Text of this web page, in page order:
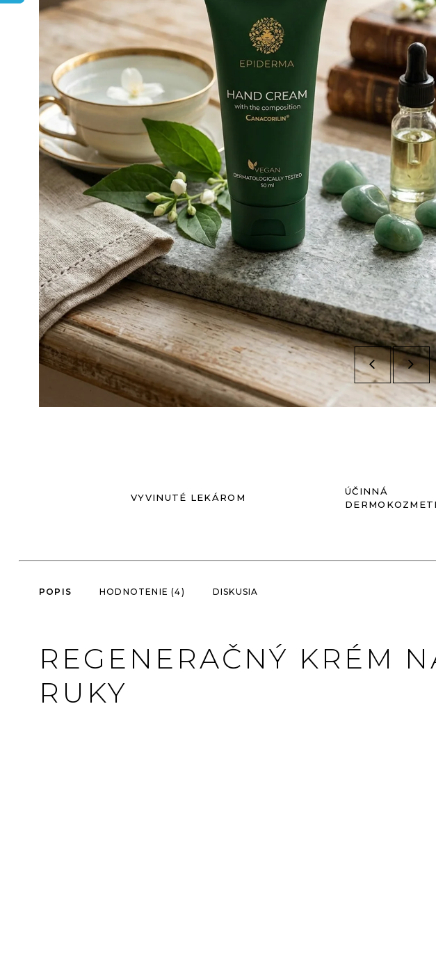
VYVINUTÉ LEKÁROM
ÚČINNÁ
POPIS HODNOTENIE (4) DISKUSIA
REGENERAČNÝ KRÉM
RUKY